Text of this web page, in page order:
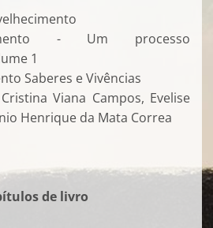
- Um processo
1
Saberes e Vivências
Viana Campos, Evelise
Henrique da Mata Correa
de livro